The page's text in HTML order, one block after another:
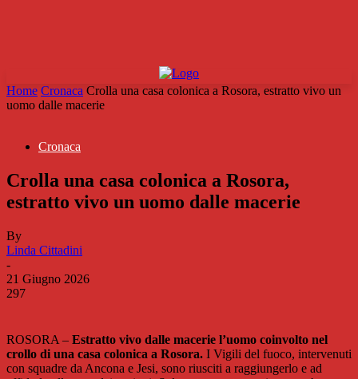
Home Cronaca Crolla una casa colonica a Rosora, estratto vivo un
uomo dalle macerie
Cronaca
Crolla una casa colonica a Rosora,
estratto vivo un uomo dalle macerie
By
Linda Cittadini
-
21 Giugno 2026
297
ROSORA – Estratto vivo dalle macerie l’uomo coinvolto nel
crollo di una casa colonica a Rosora. I Vigili del fuoco, intervenuti
con squadre da Ancona e Jesi, sono riusciti a raggiungerlo e ad